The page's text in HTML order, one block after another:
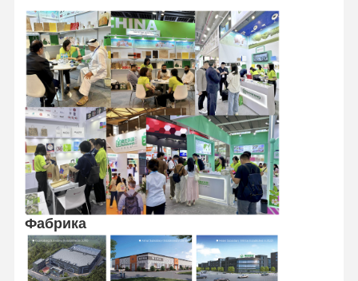
Сжать бумажные пакеты
Термальный бумажный крен
Сумки из нетканого материала
Фабрика